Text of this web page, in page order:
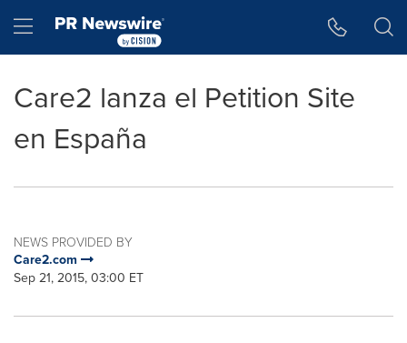
Hamburger menu
Care2 lanza el Petition Site
en España
NEWS PROVIDED BY
Care2.com
Sep 21, 2015, 03:00 ET